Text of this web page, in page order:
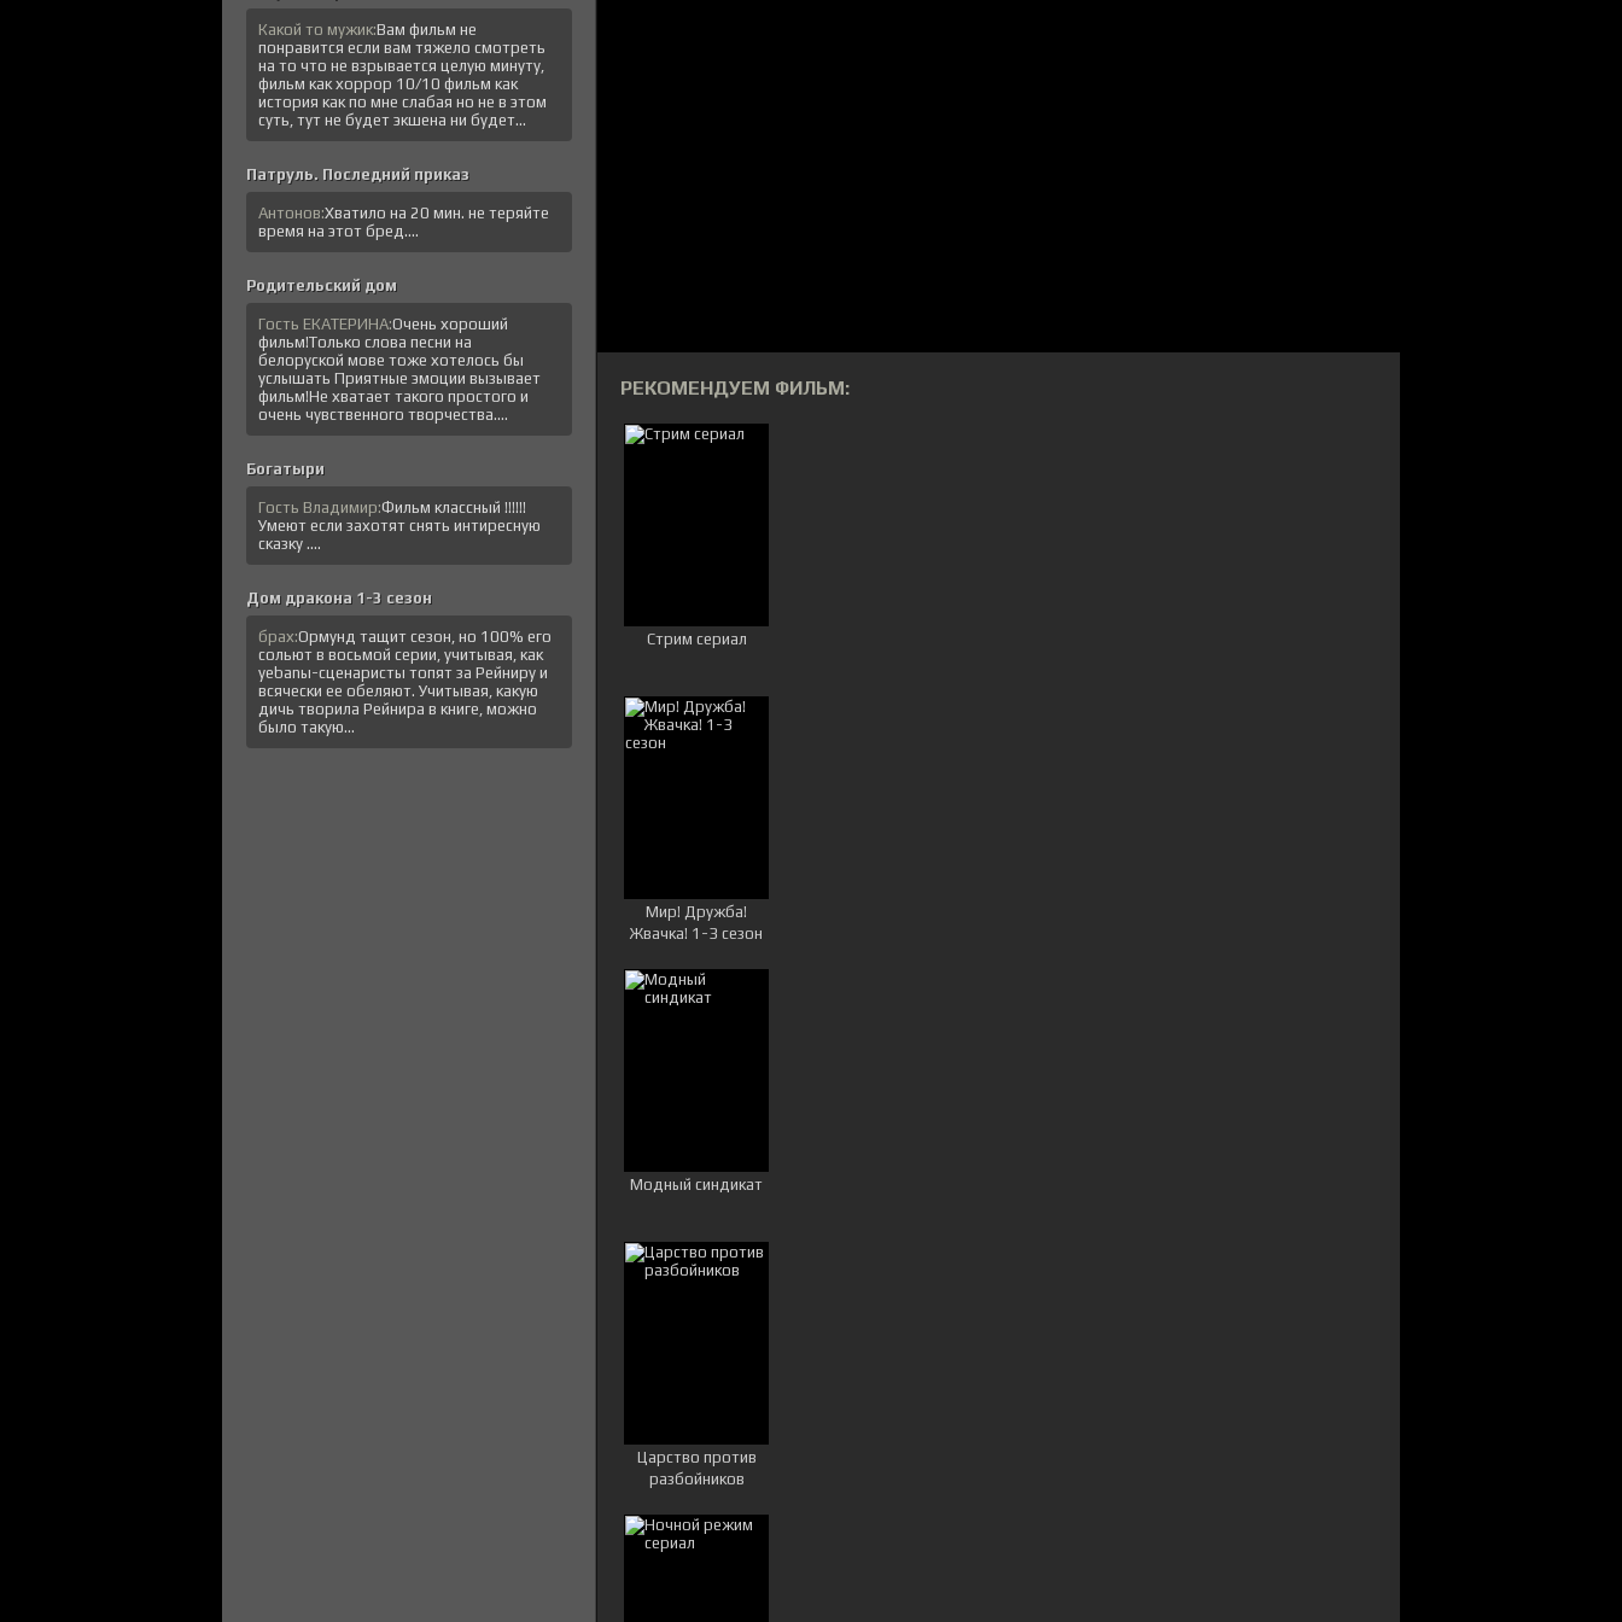
РЕКОМЕНДУЕМ ФИЛЬМ:
Стрим сериал
Мир! Дружба!
Жвачка! 1-3 сезон
Модный синдикат
Царство против
разбойников
Какой то мужик:Вам фильм не
понравится если вам тяжело смотреть
на то что не взрывается целую минуту,
фильм как хоррор 10/10 фильм как
история как по мне слабая но не в этом
суть, тут не будет экшена ни будет...
Патруль. Последний приказ
Антонов:Хватило на 20 мин. не теряйте
время на этот бред....
Родительский дом
Гость ЕКАТЕРИНА:Очень хороший
фильм!Только слова песни на
белоруской мове тоже хотелось бы
услышать Приятные эмоции вызывает
фильм!Не хватает такого простого и
очень чувственного творчества....
Богатыри
Гость Владимир:Фильм классный !!!!!!
Умеют если захотят снять интиресную
сказку ....
Дом дракона 1-3 сезон
брах:Ормунд тащит сезон, но 100% его
сольют в восьмой серии, учитывая, как
уеbanы-сценаристы топят за Рейниру и
всячески ее обеляют. Учитывая, какую
дичь творила Рейнира в книге, можно
было такую...